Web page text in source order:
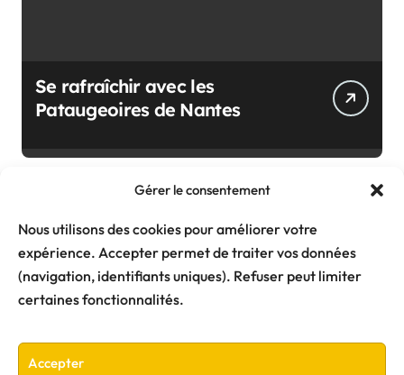
Gérer le consentement
Nous utilisons des cookies pour améliorer votre
expérience. Accepter permet de traiter vos données
(navigation, identifiants uniques). Refuser peut limiter
certaines fonctionnalités.
Accepter
Se rafraîchir avec les
Pataugeoires de Nantes